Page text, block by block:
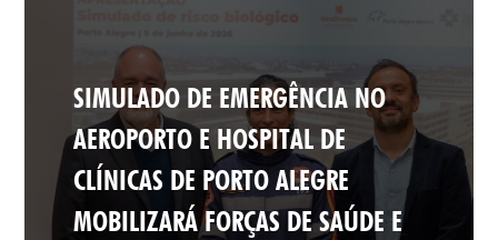
SIMULADO DE EMERGÊNCIA NO
AEROPORTO E HOSPITAL DE
CLÍNICAS DE PORTO ALEGRE
MOBILIZARÁ FORÇAS DE SAÚDE E